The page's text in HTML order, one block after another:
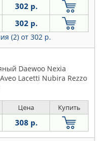
302 р.
302 р.
(2) от 302 р.
Daewoo Nexia
Lacetti Nubira Rezzo
Цена Купить
308 р.